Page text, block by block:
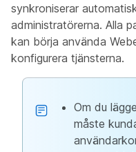
synkroniserar
administratörerna. Alla
kan börja använda
konfigurera tjänsterna.
Om du
måste